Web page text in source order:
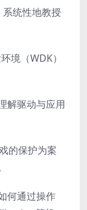
统性地教授
境（WDK）
解驱动与应用
的保护为案
何通过操作